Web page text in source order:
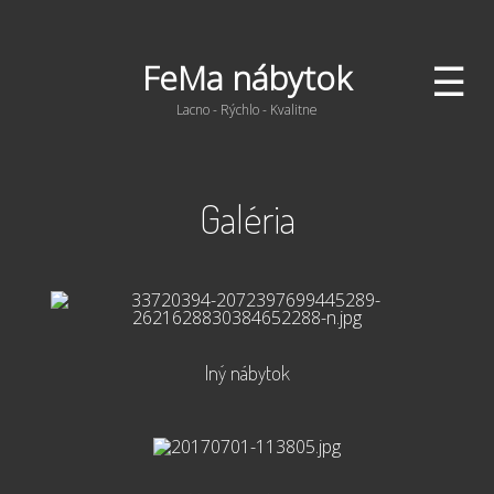
FeMa nábytok
Lacno - Rýchlo - Kvalitne
☰
Galéria
Iný nábytok
Iný nábytok
~ zobraziť viac ~
Vstavané skrine